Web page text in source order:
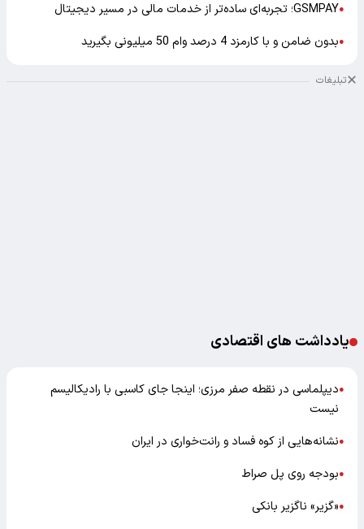
●GSMPAY؛ تجربه‌ای ساده‌تر از خدمات مالی در مسیر دیجیتال
●بدون ضامن و با کارمزد 4 درصد وام 50 میلیونی بگیرید
تبلیغات
یادداشت های اقتصادی
●دیپلماسی در نقطه صفر مرزی؛ اینجا جای کاسبی با رادیکالیسم
نیست
●نشانه‌هایی از کوه فساد و رانت‌خواری در ایران
●بودجه روی پل صراط
●«گزیر» ناگزیر بانکی